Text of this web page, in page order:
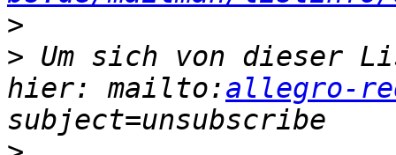
>
> Um sich von dieser
hier: mailto:allegro-